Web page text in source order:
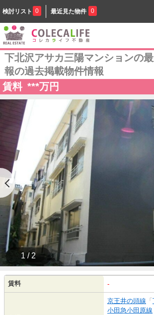
検討リスト 0 最近見た物件 0
下北沢アサカ三陽マンションの
報の過去掲載物件情報
賃料 ***万円
1 / 2
賃料 -
京王井の頭線 「
小田急小田原線